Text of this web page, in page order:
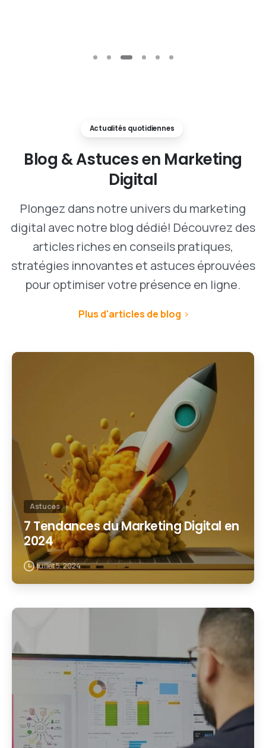
Actualités quotidiennes
Blog &Astucesen Marketing
Digital
Plongez dans notre univers du marketing
digital avec notre blog dédié! Découvrez des
articles riches en conseils pratiques,
stratégies innovantes et astuces éprouvées
pour optimiser votre présence en ligne.
Plus d'articles de blog
Astuces
7 Tendances du Marketing Digital en
2024
juillet 5, 2024